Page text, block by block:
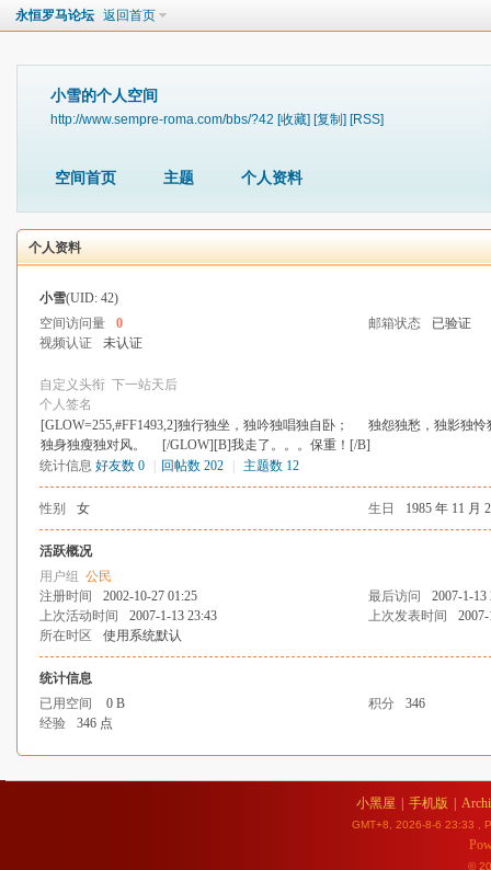
永恒罗马论坛 返回首页
小雪的个人空间
http://www.sempre-roma.com/bbs/?42 [收藏] [复制] [RSS]
空间首页 主题 个人资料
个人资料
小雪(UID: 42)
空间访问量
0 邮箱状态
已验证
视频认证
未认证
自定义头衔 下一站天后
个人签名
[GLOW=255,#FF1493,2]独行独坐，独吟独唱独自卧； 独怨独愁，独影
独身独瘦独对风。 [/GLOW][B]我走了。。。保重！[/B]
统计信息 好友数 0 回帖数 202 主题数 12
性别 女 生日 1985 年 11 月
活跃概况
用户组 公民
注册时间
2002-10-27 01:25 最后访问
2007-1-13
上次活动时间
2007-1-13 23:43 上次发表时间
所在时区
使用系统默认
统计信息
已用空间
0 B 积分
346
经验
346 点
小黑屋 手机版
GMT+8, 2026-8-6 23:33 ,
©